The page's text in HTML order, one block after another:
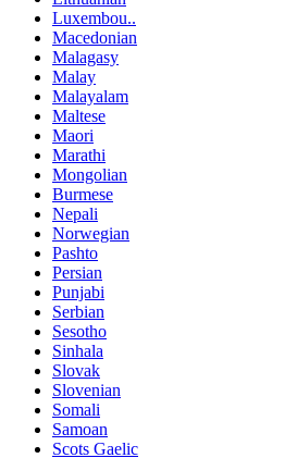
Luxembou..
Macedonian
Malagasy
Malay
Malayalam
Maltese
Maori
Marathi
Mongolian
Burmese
Nepali
Norwegian
Pashto
Persian
Punjabi
Serbian
Sesotho
Sinhala
Slovak
Slovenian
Somali
Samoan
Scots Gaelic